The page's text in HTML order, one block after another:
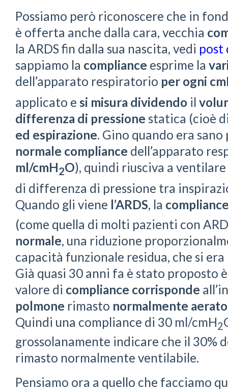
Possiamo però riconoscere che in
è offerta anche dalla cara, vecchia
la ARDS fin dalla sua nascita, vedi post
sappiamo la compliance esprime la
dell’apparato respiratorio per ogni
applicato e si misura dividendo il
differenza di pressione statica (cioè
ed espirazione. Gino quando era
normale compliance dell’apparato
ml/cmH2O), quindi riusciva a
di differenza di pressione tra
Quando gli viene l’ARDS, la
(come quella di molti pazienti con
normale, una riduzione
capacità funzionale residua, che si
Già quasi 30 anni fa è stato proposto
valore di compliance corrisponde
polmone rimasto normalmente aerato
Quindi una compliance di 30 ml/cmH2
grossolanamente indicare che il 30%
rimasto normalmente ventilabile.
Pensiamo ora a quello che facciamo